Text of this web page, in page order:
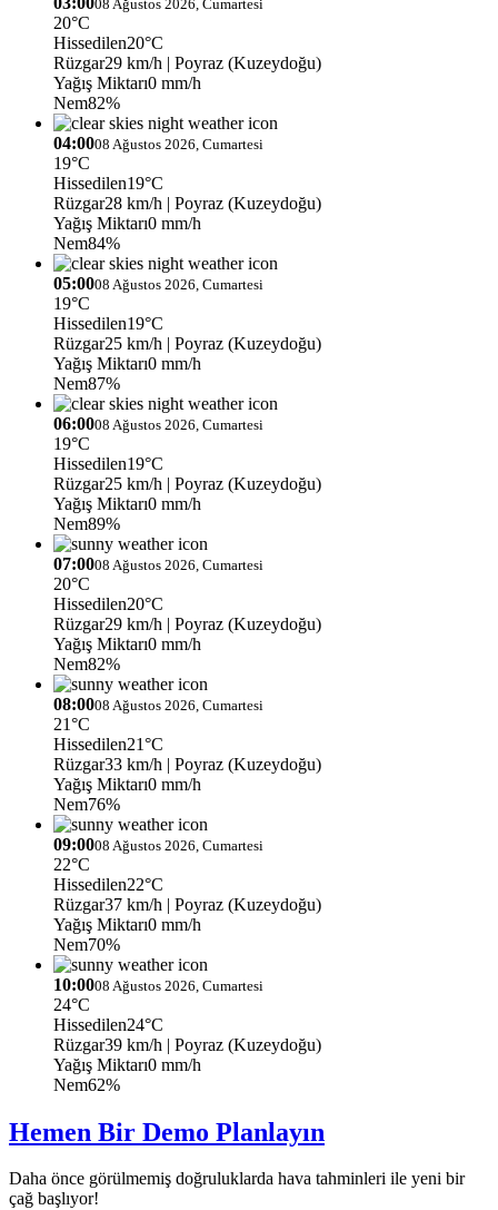
08 Ağustos 2026, Cumartesi
20°C
Hissedilen20°C
Rüzgar29 km/h | Poyraz (Kuzeydoğu)
Yağış Miktarı0 mm/h
Nem82%
04:0008 Ağustos 2026, Cumartesi
19°C
Hissedilen19°C
Rüzgar28 km/h | Poyraz (Kuzeydoğu)
Yağış Miktarı0 mm/h
Nem84%
05:0008 Ağustos 2026, Cumartesi
19°C
Hissedilen19°C
Rüzgar25 km/h | Poyraz (Kuzeydoğu)
Yağış Miktarı0 mm/h
Nem87%
06:0008 Ağustos 2026, Cumartesi
19°C
Hissedilen19°C
Rüzgar25 km/h | Poyraz (Kuzeydoğu)
Yağış Miktarı0 mm/h
Nem89%
07:0008 Ağustos 2026, Cumartesi
20°C
Hissedilen20°C
Rüzgar29 km/h | Poyraz (Kuzeydoğu)
Yağış Miktarı0 mm/h
Nem82%
08:0008 Ağustos 2026, Cumartesi
21°C
Hissedilen21°C
Rüzgar33 km/h | Poyraz (Kuzeydoğu)
Yağış Miktarı0 mm/h
Nem76%
09:0008 Ağustos 2026, Cumartesi
22°C
Hissedilen22°C
Rüzgar37 km/h | Poyraz (Kuzeydoğu)
Yağış Miktarı0 mm/h
Nem70%
10:0008 Ağustos 2026, Cumartesi
24°C
Hissedilen24°C
Rüzgar39 km/h | Poyraz (Kuzeydoğu)
Yağış Miktarı0 mm/h
Nem62%
Hemen Bir Demo Planlayın
Daha önce görülmemiş doğruluklarda hava tahminleri ile yeni bir
çağ başlıyor!